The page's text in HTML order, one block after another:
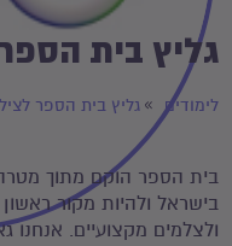
גליץ בית
לימודים גליץ בית הספר
בית הספר הוקם מתוך
בישראל ולהיות מקור
ולצלמים מקצועיים. אנחנו